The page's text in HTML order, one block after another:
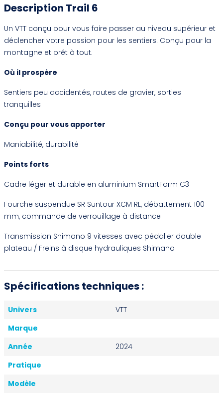
Description Trail 6
Un VTT conçu pour vous faire passer au niveau supérieur et
déclencher votre passion pour les sentiers. Conçu pour la
montagne et prêt à tout.
Où il prospère
Sentiers peu accidentés, routes de gravier, sorties
tranquilles
Conçu pour vous apporter
Maniabilité, durabilité
Points forts
Cadre léger et durable en aluminium SmartForm C3
Fourche suspendue SR Suntour XCM RL, débattement 100
mm, commande de verrouillage à distance
Transmission Shimano 9 vitesses avec pédalier double
plateau / Freins à disque hydrauliques Shimano
Spécifications techniques :
Univers
VTT
Marque
Année
2024
Pratique
Modèle